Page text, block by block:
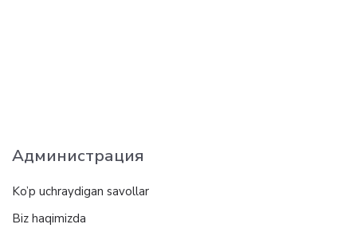
Администрация
Ko’p uchraydigan savollar
Biz haqimizda